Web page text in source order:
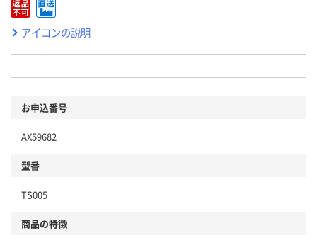
アイコンの説明
お申込番号
AX59682
型番
TS005
商品の特徴